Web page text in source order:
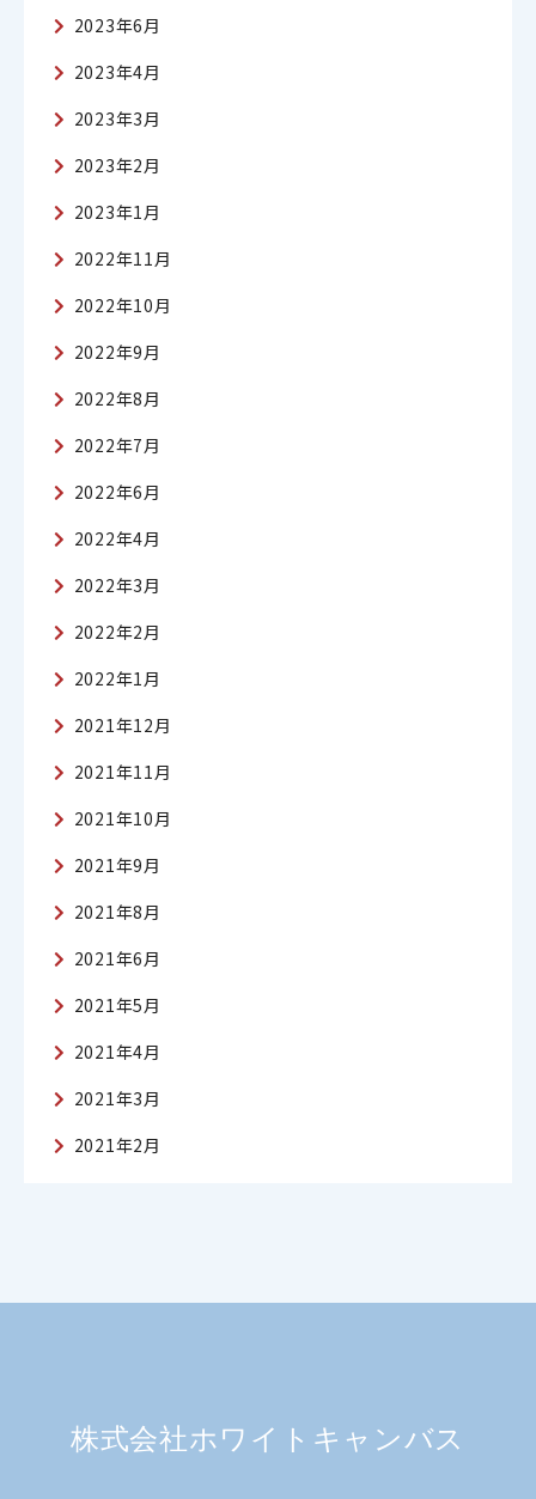
2023年6月
2023年4月
2023年3月
2023年2月
2023年1月
2022年11月
2022年10月
2022年9月
2022年8月
2022年7月
2022年6月
2022年4月
2022年3月
2022年2月
2022年1月
2021年12月
2021年11月
2021年10月
2021年9月
2021年8月
2021年6月
2021年5月
2021年4月
2021年3月
2021年2月
株式会社ホワイトキャンバス